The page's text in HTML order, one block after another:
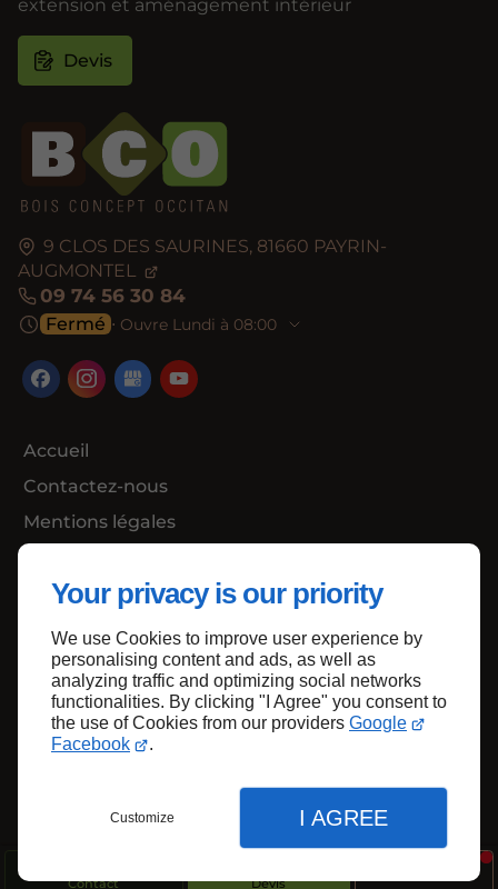
Your privacy is our priority
We use Cookies to improve user experience by
personalising content and ads, as well as
analyzing traffic and optimizing social networks
functionalities. By clicking "I Agree" you consent to
the use of Cookies from our providers Google
Facebook
.
Customize I AGREE
Contact Devis
9 CLOS DES SAURINES, 81660 PAYRIN-
AUGMONTEL
09 74 56 30 84
Fermé ⋅ Ouvre Lundi à 08:00
Accueil
Contactez-nous
Mentions légales
extension et aménagement intérieur
Devis
Haut de page